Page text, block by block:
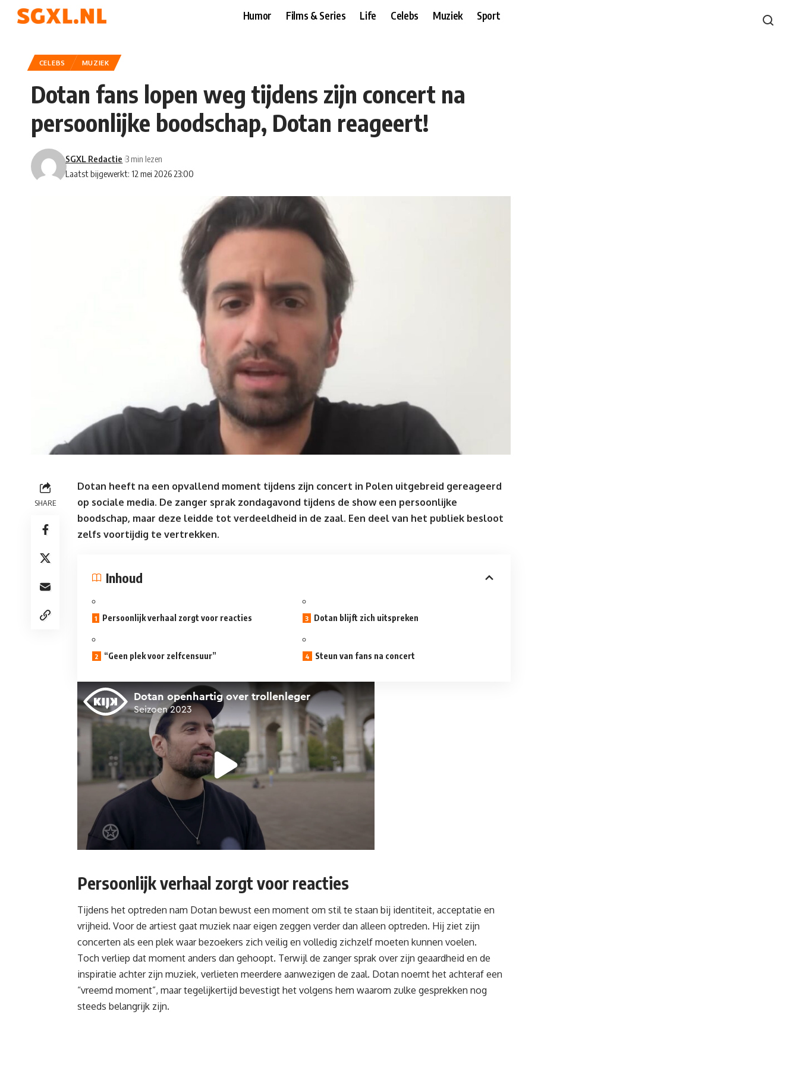
Humor Films & Series Life Celebs Muziek Sport
CELEBS MUZIEK
Dotan fans lopen weg tijdens zijn concert na
persoonlijke boodschap, Dotan reageert!
Laatst bijgewerkt: 12 mei 2026 23:00
SGXL Redactie 3 min lezen
SHARE
Dotan heeft na een opvallend moment tijdens zijn concert in Polen uitgebreid gereageerd
op sociale media. De zanger sprak zondagavond tijdens de show een persoonlijke
boodschap, maar deze leidde tot verdeeldheid in de zaal. Een deel van het publiek besloot
zelfs voortijdig te vertrekken.
Inhoud
Persoonlijk verhaal zorgt voor reacties
“Geen plek voor zelfcensuur”
Dotan blijft zich uitspreken
Steun van fans na concert
Persoonlijk verhaal zorgt voor reacties
Tijdens het optreden nam Dotan bewust een moment om stil te staan bij identiteit, acceptatie en
vrijheid. Voor de artiest gaat muziek naar eigen zeggen verder dan alleen optreden. Hij ziet zijn
concerten als een plek waar bezoekers zich veilig en volledig zichzelf moeten kunnen voelen.
Toch verliep dat moment anders dan gehoopt. Terwijl de zanger sprak over zijn geaardheid en de
inspiratie achter zijn muziek, verlieten meerdere aanwezigen de zaal. Dotan noemt het achteraf een
“vreemd moment”, maar tegelijkertijd bevestigt het volgens hem waarom zulke gesprekken nog
steeds belangrijk zijn.